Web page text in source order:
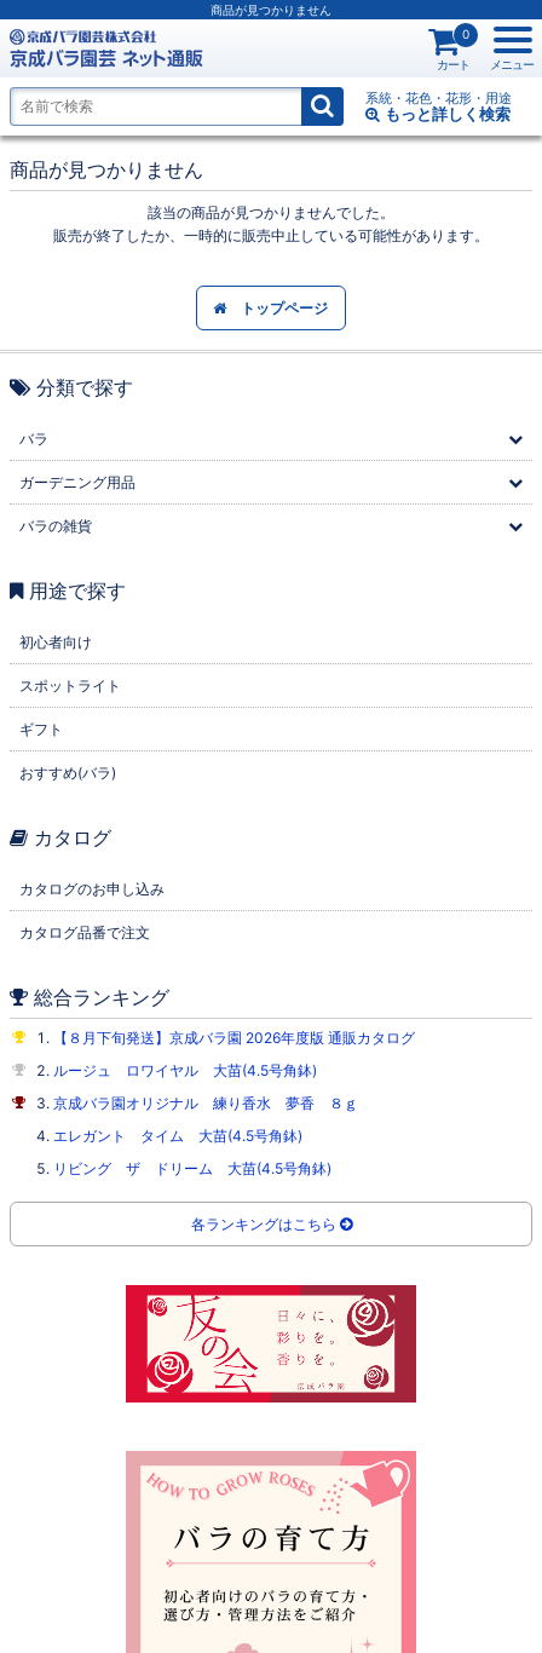
商品が見つかりません
系統・花色・花形・用途
もっと詳しく検索
カート
0
メニュー
商品が見つかりません
該当の商品が見つかりませんでした。
販売が終了したか、一時的に販売中止している可能性があります。
トップページ
分類で探す
バラ
ガーデニング用品
バラの雑貨
用途で探す
初心者向け
スポットライト
ギフト
おすすめ(バラ)
カタログ
カタログのお申し込み
カタログ品番で注文
総合ランキング
【８月下旬発送】京成バラ園 2026年度版 通販カタログ
ルージュ ロワイヤル 大苗(4.5号角鉢)
京成バラ園オリジナル 練り香水 夢香 ８ｇ
エレガント タイム 大苗(4.5号角鉢)
リビング ザ ドリーム 大苗(4.5号角鉢)
各ランキングはこちら